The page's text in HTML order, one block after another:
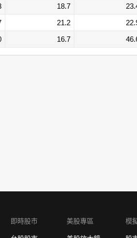
18.7
21.2
16.7
即時股市 美股專區 模